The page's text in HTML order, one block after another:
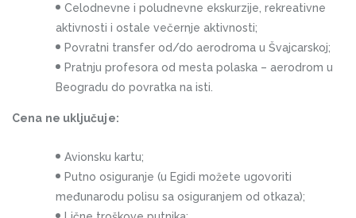
Celodnevne i poludnevne ekskurzije, rekreativne
aktivnosti i ostale večernje aktivnosti;
Povratni transfer od/do aerodroma u Švajcarskoj;
Pratnju profesora od mesta polaska – aerodrom u
Beogradu do povratka na isti.
Cena ne uključuje:
Avionsku kartu;
Putno osiguranje (u Egidi možete ugovoriti
međunarodu polisu sa osiguranjem od otkaza);